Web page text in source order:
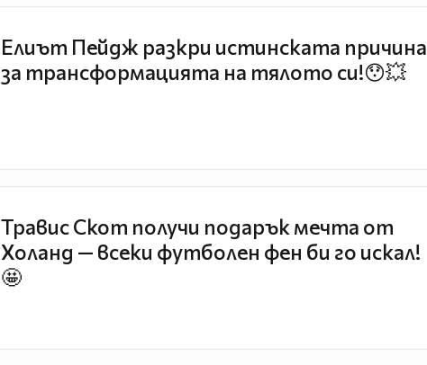
Елиът Пейдж разкри истинската причина
за трансформацията на тялото си!😯💥
Травис Скот получи подарък мечта от
Холанд — всеки футболен фен би го искал!
🤩